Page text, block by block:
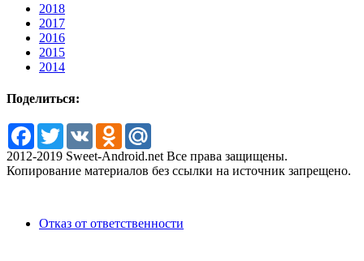
2018
2017
2016
2015
2014
Поделиться:
Facebook
TwitterVK Odnoklassniki
2012-2019 Sweet-Android.net Все права защищены.
Копирование материалов без ссылки на источник запрещено.
Отказ от ответственности